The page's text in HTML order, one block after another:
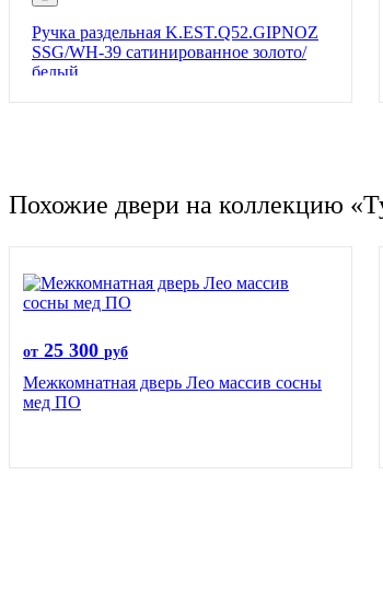
Ручка раздельная K.EST.Q52.GIPNOZ
SSG/WH-39 сатинированное золото/
белый
Похожие двери на коллекцию
от 25 300 руб
Межкомнатная дверь Лео массив сосны
мед ПО